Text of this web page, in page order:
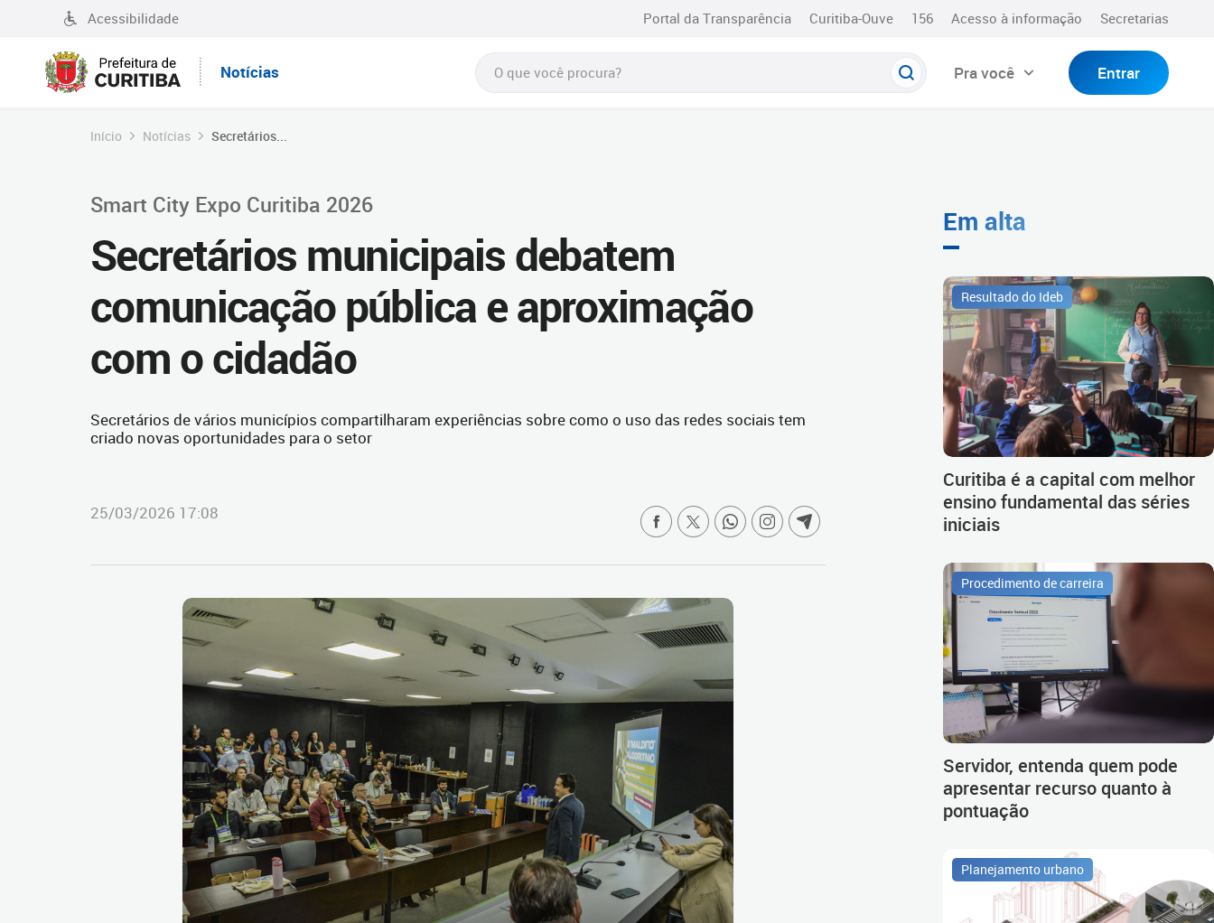
Acessibilidade Portal da Transparência Curitiba-Ouve 156 Acesso à informação Secretarias
Notícias Pra você Entrar
Início Notícias Secretários...
Smart City Expo Curitiba 2026
Secretários municipais debatem
comunicação pública e aproximação
com o cidadão
Secretários de vários municípios compartilharam experiências sobre como o uso das redes sociais tem
criado novas oportunidades para o setor
25/03/2026 17:08
Em alta
Resultado do Ideb
Curitiba é a capital com melhor
ensino fundamental das séries
iniciais
Procedimento de carreira
Servidor, entenda quem pode
apresentar recurso quanto à
pontuação
Planejamento urbano